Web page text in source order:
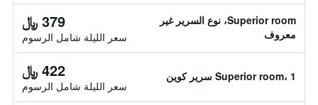
Superior room، نوع السرير غير
معروف
379 ﷼
سعر الليلة شامل الرسوم
Superior room، 1 سرير كوين 422 ﷼
سعر الليلة شامل الرسوم